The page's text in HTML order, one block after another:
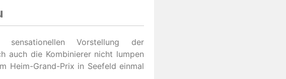
Vorstellung der
auch die Kombinierer nicht lumpen
Heim-Grand-Prix in Seefeld einmal